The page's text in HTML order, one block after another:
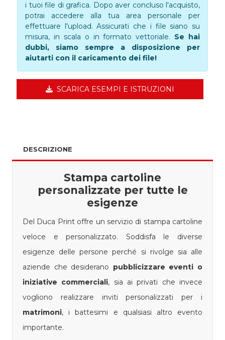
i tuoi file di grafica. Dopo aver concluso l'acquisto,
potrai accedere alla tua area personale per
effettuare l'upload. Assicurati che i file siano su
misura, in scala o in formato vettoriale. Se hai
dubbi, siamo sempre a disposizione per
aiutarti con il caricamento dei file!
SCARICA ESEMPI E ISTRUZIONI
DESCRIZIONE
Stampa cartoline
personalizzate per tutte le
esigenze
Del Duca Print offre un servizio di stampa cartoline
veloce e personalizzato. Soddisfa le diverse
esigenze delle persone perché si rivolge sia alle
aziende che desiderano pubblicizzare eventi o
iniziative commerciali, sia ai privati che invece
vogliono realizzare inviti personalizzati per i
matrimoni, i battesimi e qualsiasi altro evento
importante.